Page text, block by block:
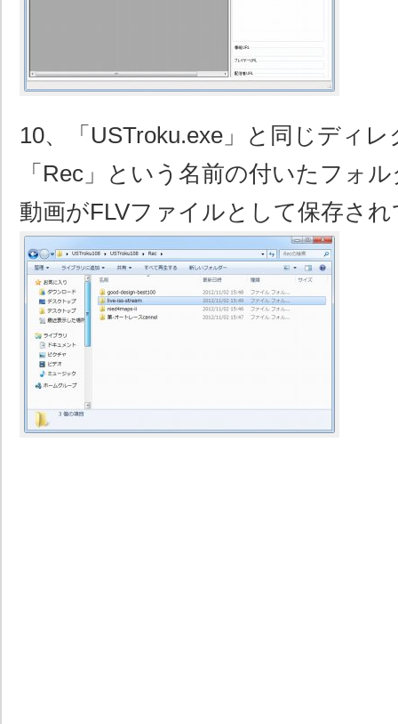
10、「USTroku.exe」と同じディ
「Rec」という名前の付いたフォ
動画がFLVファイルとして保存さ